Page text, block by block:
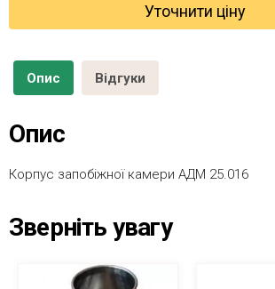
Уточнити ціну
Опис Відгуки
Опис
Корпус запобіжної камери АДМ 25.016
Зверніть увагу